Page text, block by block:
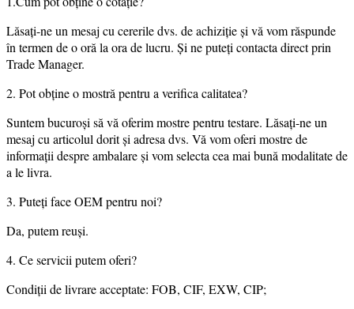
Lăsați-ne un mesaj cu cererile dvs. de achiziție și vă vom răspunde
în termen de o oră la ora de lucru. Și ne puteți contacta direct prin
Trade Manager.
2. Pot obține o mostră pentru a verifica calitatea?
Suntem bucuroși să vă oferim mostre pentru testare. Lăsați-ne un
mesaj cu articolul dorit și adresa dvs. Vă vom oferi mostre de
informații despre ambalare și vom selecta cea mai bună modalitate de
a le livra.
3. Puteți face OEM pentru noi?
Da, putem reuși.
4. Ce servicii putem oferi?
Condiții de livrare acceptate: FOB, CIF, EXW, CIP;